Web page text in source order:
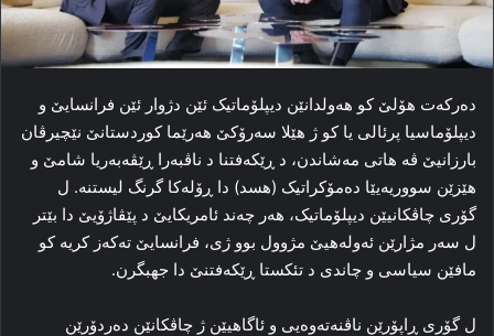
ده‌رکه‌ت هۆلێ کو هه‌ولدانێن دیپلۆماتیک ئێن دژوار ئێن فرانسایێ و
دیپلۆماسیا پرئالی یا کو ژ هێلا سه‌رۆکێ هه‌رێما کوردستانێ نێچیرڤان
بارزانیێ ڤه‌ هاتی مه‌شاندن، د ڕێکه‌فتنا د ناڤبه‌را ڕێڤه‌به‌ریا شامێ و
هێزێن سووریه‌یێا ده‌مۆکراتیک (هسد) دا ڕۆله‌کا‌ گرنگ لیستنه‌. ل
گۆری چاڤکانیێن دیپلۆماتیک، هه‌ر چه‌ند ئامریکایێ د پێڤاژۆیێ دا بێتر
ل سه‌ر مژارێن ئه‌وله‌هیێ مژوول بوو ژی، فرانسایێ تەکەز کریه‌ کو
مافێن سیاسی و چاندی د تئکستا ڕێکه‌فتنێ دا جهبگرن.
ل گۆری ڕاپۆرێن ناڤنه‌ته‌وه‌یی و ئاگاهیێن ژ چاڤکانێن ده‌ردۆرێن